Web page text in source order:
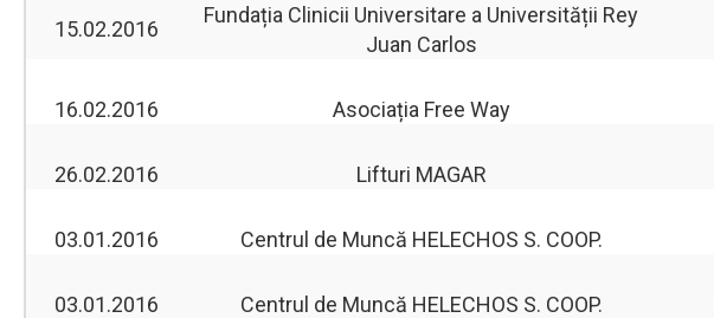
15.02.2016
Fundația Clinicii Universitare a Universității Rey
Juan Carlos
16.02.2016 Asociația Free Way
26.02.2016 Lifturi MAGAR
03.01.2016 Centrul de Muncă HELECHOS S. COOP.
03.01.2016 Centrul de Muncă HELECHOS S. COOP.